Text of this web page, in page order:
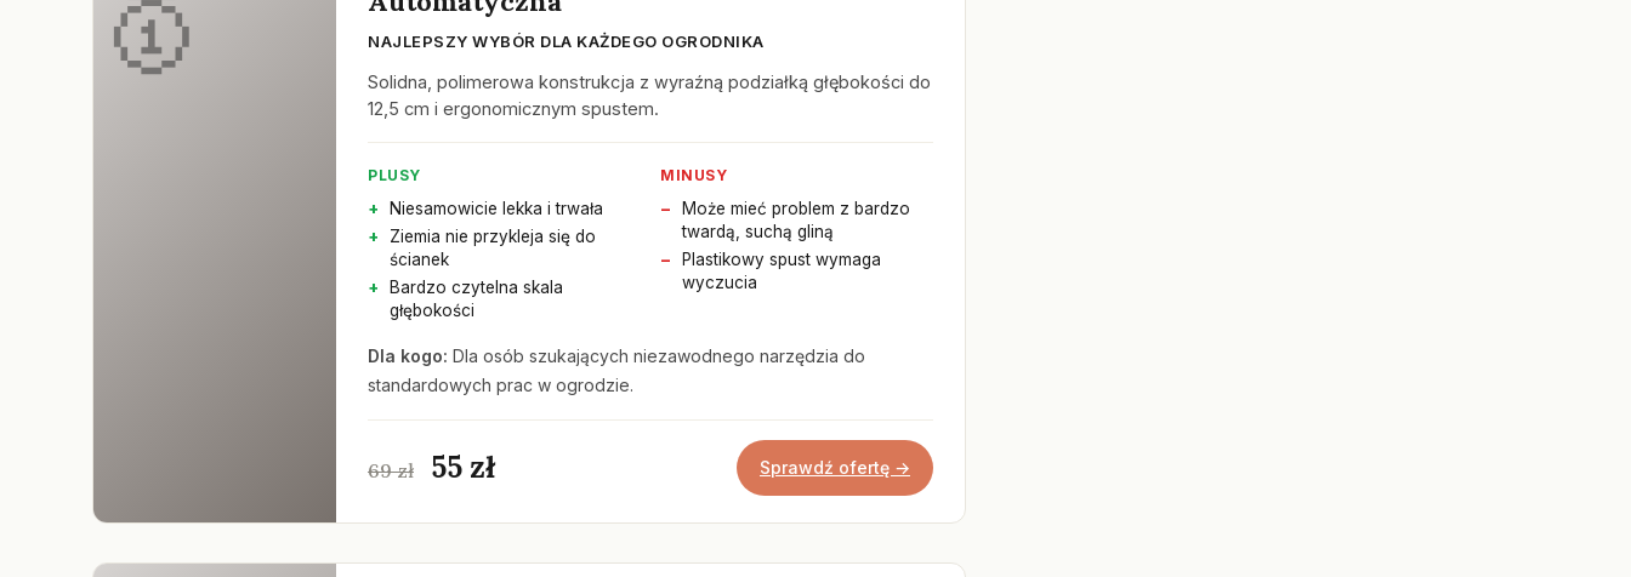
NAJLEPSZY WYBÓR DLA KAŻDEGO OGRODNIKA
Solidna, polimerowa konstrukcja z wyraźną podziałką głębokości do
12,5 cm i ergonomicznym spustem.
PLUSY
Niesamowicie lekka i trwała
Ziemia nie przykleja się do
ścianek
Bardzo czytelna skala
głębokości
MINUSY
Może mieć problem z bardzo
twardą, suchą gliną
Plastikowy spust wymaga
wyczucia
Dla kogo: Dla osób szukających niezawodnego narzędzia do
standardowych prac w ogrodzie.
69 zł 55 zł Sprawdź ofertę →